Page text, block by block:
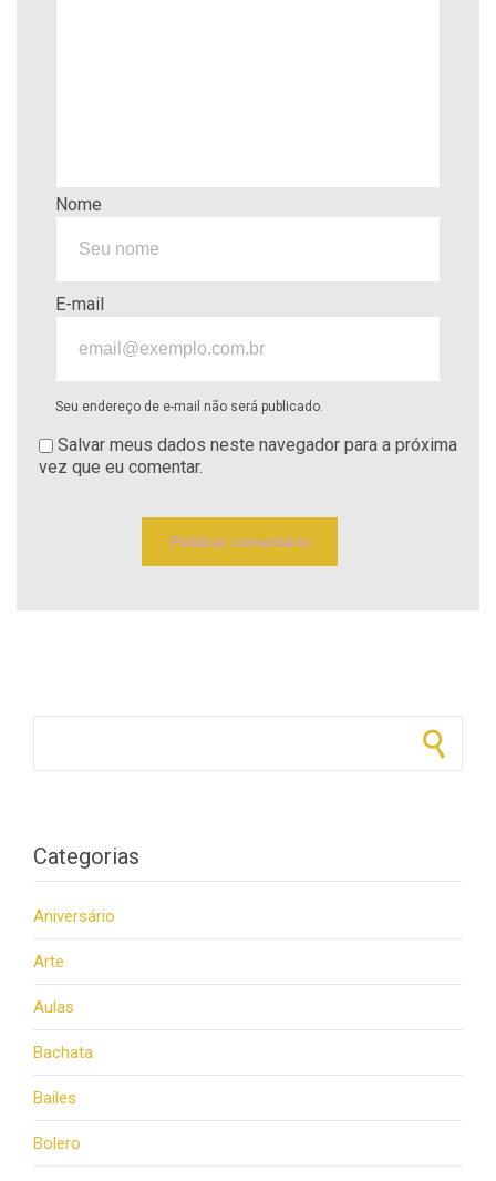
Nome
E-mail
Seu endereço de e-mail não será publicado.
Salvar meus dados neste navegador para a próxima
vez que eu comentar.
Categorias
Aniversário
Arte
Aulas
Bachata
Bailes
Bolero